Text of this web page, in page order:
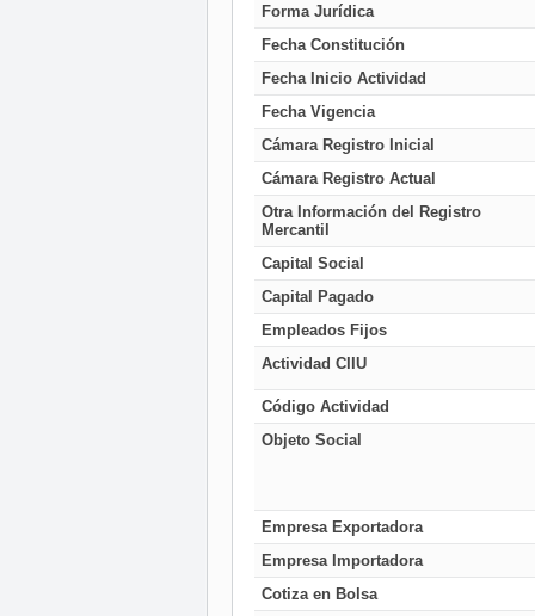
Forma Jurídica
Fecha Constitución
Fecha Inicio Actividad
Fecha Vigencia
Cámara Registro Inicial
Cámara Registro Actual
Otra Información del Registro
Mercantil
Capital Social
Capital Pagado
Empleados Fijos
Actividad CIIU
Código Actividad
Objeto Social
Empresa Exportadora
Empresa Importadora
Cotiza en Bolsa